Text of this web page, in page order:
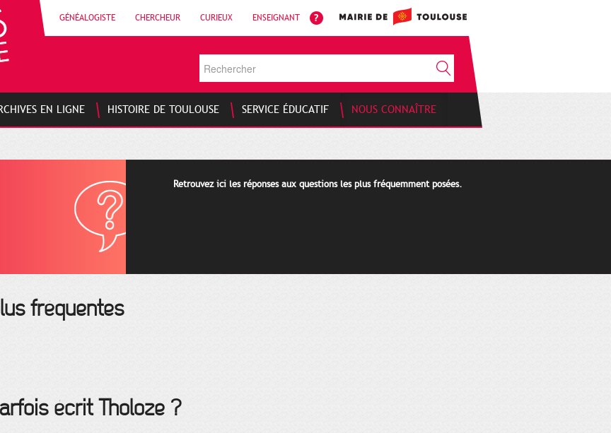
GÉNÉALOGISTE CHERCHEUR CURIEUX ENSEIGNANT
EN LIGNE HISTOIRE DE TOULOUSE SERVICE ÉDUCATIF NOUS CONNAÎTRE
Retrouvez ici les réponses aux questions les plus fréquemment posées.
fréquentes
écrit Tholoze ?